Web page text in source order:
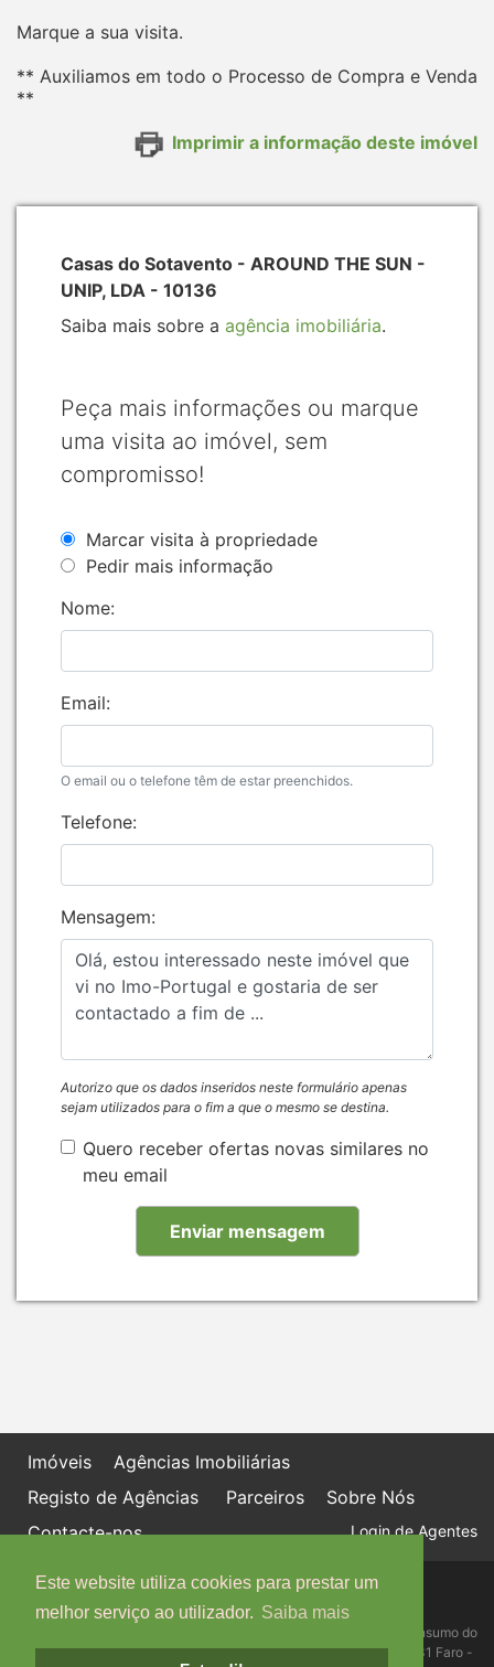
Este website utiliza cookies para prestar um
melhor serviço ao utilizador. Saiba mais
Marque a sua visita.
** Auxiliamos em todo o Processo de Compra e Venda
**
Imprimir a informação deste imóvel
Casas do Sotavento - AROUND THE SUN -
UNIP, LDA - 10136
Saiba mais sobre a agência imobiliária.
Peça mais informações ou marque
uma visita ao imóvel, sem
compromisso!
Marcar visita à propriedade
Pedir mais informação
Nome:
Email:
O email ou o telefone têm de estar preenchidos.
Telefone:
Mensagem:
Autorizo que os dados inseridos neste formulário apenas
sejam utilizados para o fim a que o mesmo se destina.
Quero receber ofertas novas similares no
meu email
Imóveis
Agências Imobiliárias
Registo de Agências
Parceiros
Sobre Nós
Contacte-nos
Login de Agentes
Política de proteção de dados
Livro de Reclamações online
Centro de Informação, Mediação e Arbitragem de Conflitos de Consumo do
Algarve - Edifício Ninho de Empresas, Estrada da Penha, 8005-131 Faro -